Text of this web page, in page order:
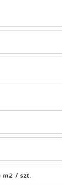
m2 / szt.